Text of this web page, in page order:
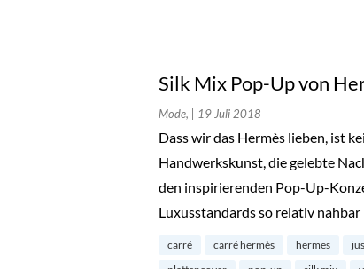
Silk Mix Pop-Up von
Mode, | 19 Juli 2018
Dass wir das Hermès lieben, ist
Handwerkskunst, die gelebte
den inspirierenden Pop-Up-
Luxusstandards so relativ
carré carré hermès hermes